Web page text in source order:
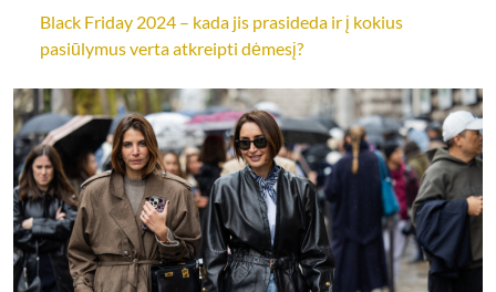
Black Friday 2024 – kada jis prasideda ir į kokius
pasiūlymus verta atkreipti dėmesį?